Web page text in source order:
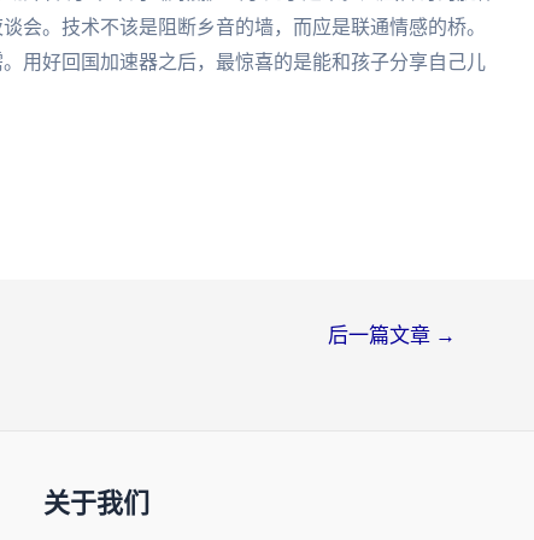
会。技术不该是阻断乡音的墙，而应是联通情感的桥。
用好回国加速器之后，最惊喜的是能和孩子分享自己儿
后一篇文章 →
关于我们